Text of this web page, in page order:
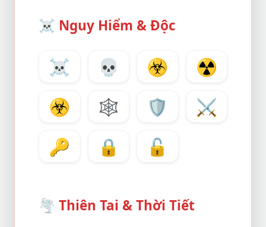
☠️ Nguy Hiểm & Độc
☠️ 💀 ☣️
☢️
☣️
🕸️ 🛡️
⚔️
🔑
🔒 🔓
🌪️ Thiên Tai & Thời Tiết